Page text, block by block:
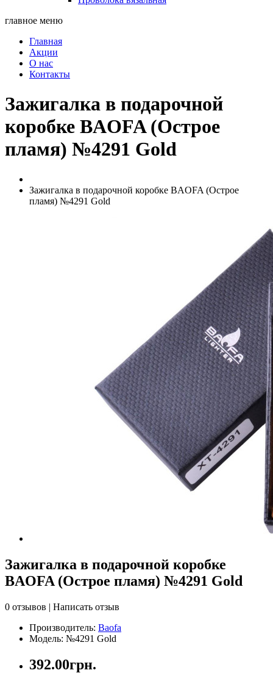
главное меню
Главная
Акции
О нас
Контакты
Зажигалка в подарочной
коробке BAOFA (Острое
пламя) №4291 Gold
Зажигалка в подарочной коробке BAOFA (Острое
пламя) №4291 Gold
Зажигалка в подарочной коробке
BAOFA (Острое пламя) №4291 Gold
0 отзывов | Написать отзыв
Производитель: Baofa
Модель: №4291 Gold
392.00грн.